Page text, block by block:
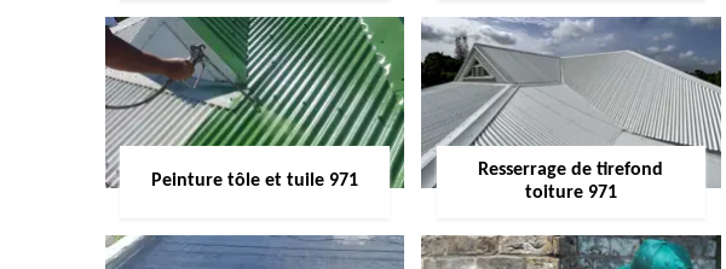
Peinture tôle et tuile 971
Resserrage de tirefond
toiture 971